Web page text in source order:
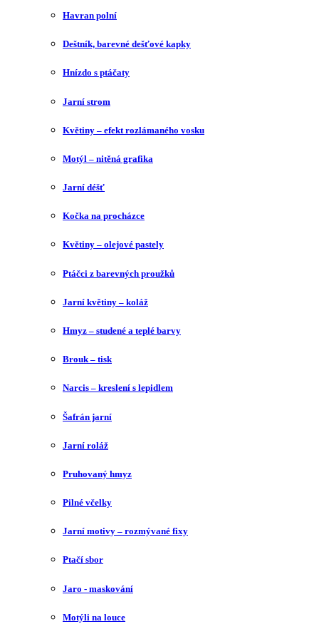
Havran polní
Deštník, barevné dešťové kapky
Hnízdo s ptáčaty
Jarní strom
Květiny – efekt rozlámaného vosku
Motýl – nitěná grafika
Jarní déšť
Kočka na procházce
Květiny – olejové pastely
Ptáčci z barevných proužků
Jarní květiny – koláž
Hmyz – studené a teplé barvy
Brouk – tisk
Narcis – kreslení s lepidlem
Šafrán jarní
Jarní roláž
Pruhovaný hmyz
Pilné včelky
Jarní motivy – rozmývané fixy
Ptačí sbor
Jaro - maskování
Motýli na louce